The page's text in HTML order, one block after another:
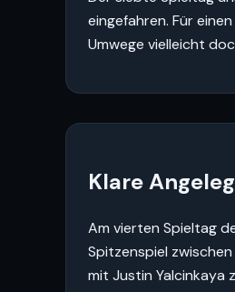
eingefahren. Für
Umwege vielleicht
Klare
Am vierten Spieltag
Spitzenspiel
mit Justin Yalcinkaya